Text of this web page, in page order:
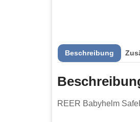
Beschreibung
REER Babyhelm